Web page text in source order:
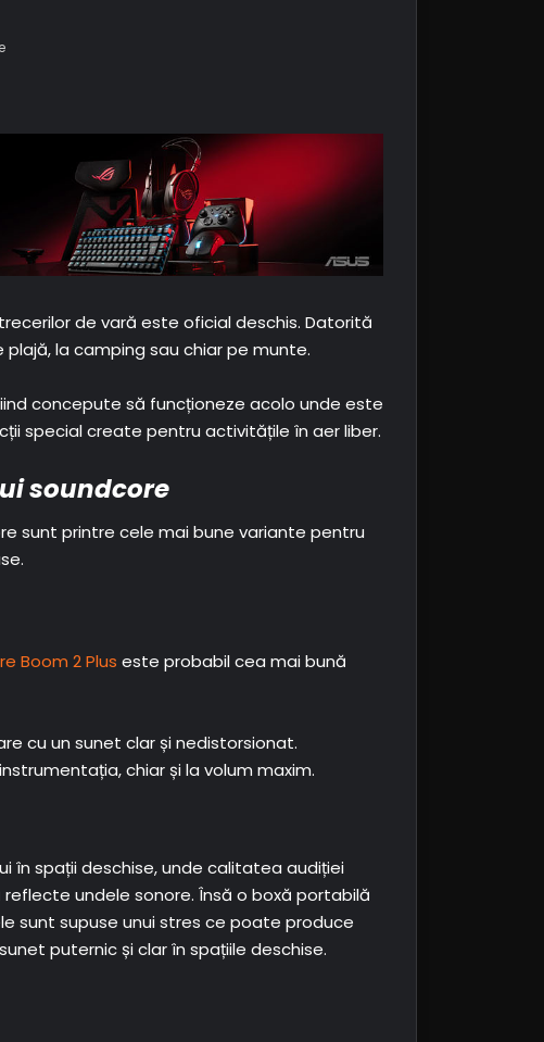
de vară este oficial deschis. Datorită
la camping sau chiar pe munte.
concepute să funcționeze acolo unde este
special create pentru activitățile în aer liber.
soundcore
sunt printre cele mai bune variante pentru
Boom 2 Plus este probabil cea mai bună
cu un sunet clar și nedistorsionat.
chiar și la volum maxim.
în spații deschise, unde calitatea audiției
undele sonore. Însă o boxă portabilă
sunt supuse unui stres ce poate produce
puternic și clar în spațiile deschise.